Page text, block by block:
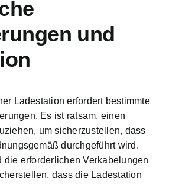
und
Ladestation erfordert bestimmte
Es ist ratsam, einen
um sicherzustellen, dass
durchgeführt wird.
die erforderlichen Verkabelungen
dass die Ladestation